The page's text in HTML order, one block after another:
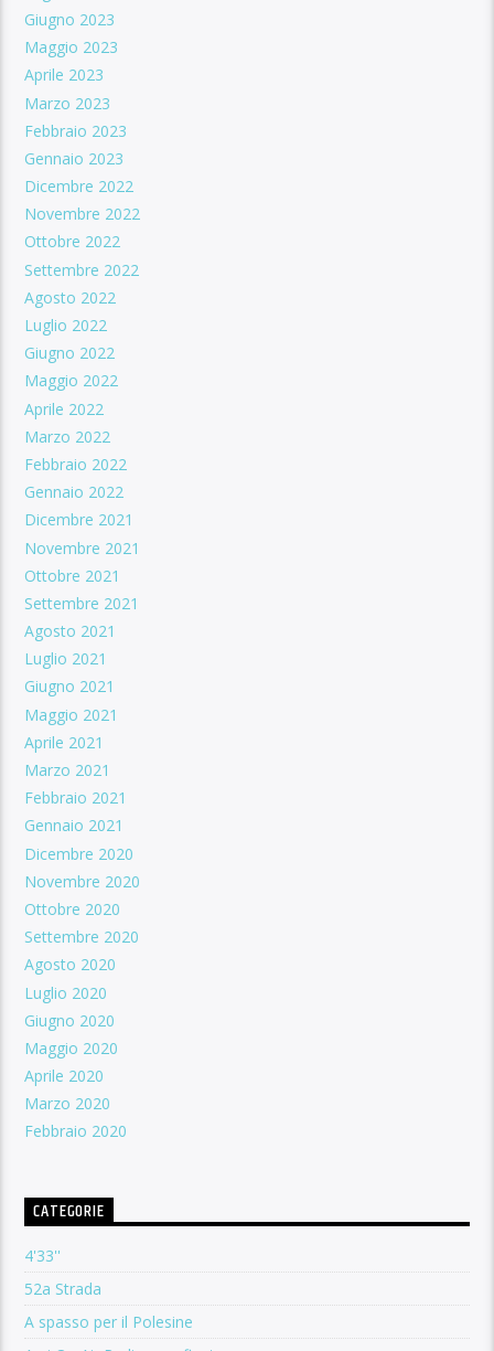
Giugno 2023
Maggio 2023
Aprile 2023
Marzo 2023
Febbraio 2023
Gennaio 2023
Dicembre 2022
Novembre 2022
Ottobre 2022
Settembre 2022
Agosto 2022
Luglio 2022
Giugno 2022
Maggio 2022
Aprile 2022
Marzo 2022
Febbraio 2022
Gennaio 2022
Dicembre 2021
Novembre 2021
Ottobre 2021
Settembre 2021
Agosto 2021
Luglio 2021
Giugno 2021
Maggio 2021
Aprile 2021
Marzo 2021
Febbraio 2021
Gennaio 2021
Dicembre 2020
Novembre 2020
Ottobre 2020
Settembre 2020
Agosto 2020
Luglio 2020
Giugno 2020
Maggio 2020
Aprile 2020
Marzo 2020
Febbraio 2020
CATEGORIE
4'33''
52a Strada
A spasso per il Polesine